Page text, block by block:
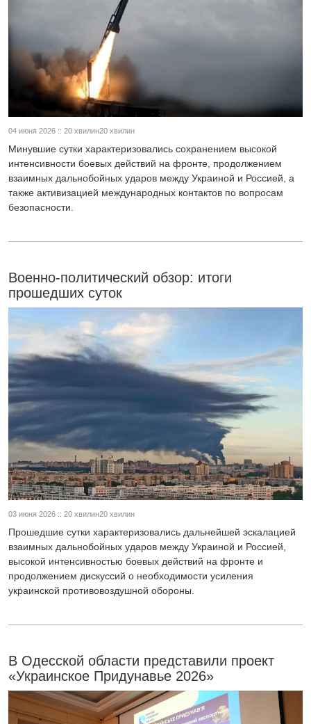
04 июня 2026 :: 20 хвилин20 хвилин
Минувшие сутки характеризовались сохранением высокой
интенсивности боевых действий на фронте, продолжением
взаимных дальнобойных ударов между Украиной и Россией, а
также активизацией международных контактов по вопросам
безопасности.
Военно-политический обзор: итоги
прошедших суток
03 июня 2026 :: 20 хвилин20 хвилин
Прошедшие сутки характеризовались дальнейшей эскалацией
взаимных дальнобойных ударов между Украиной и Россией,
высокой интенсивностью боевых действий на фронте и
продолжением дискуссий о необходимости усиления
украинской противовоздушной обороны.
В Одесской области представили проект
«Украинское Придунавье 2026»